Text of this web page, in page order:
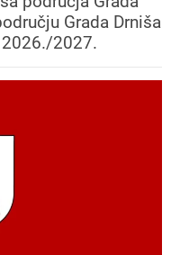
Grada Drniša
2027.